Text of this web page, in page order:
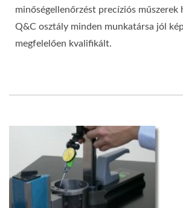
minőségellenőrzést precíziós műszerek
Q&C osztály minden munkatársa jól
megfelelően kvalifikált.